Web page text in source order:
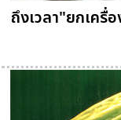
ถึงเวลา"ยกเครื่